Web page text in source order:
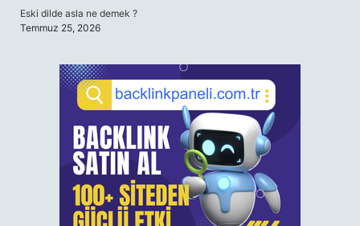
Eski dilde asla ne demek ?
Temmuz 25, 2026